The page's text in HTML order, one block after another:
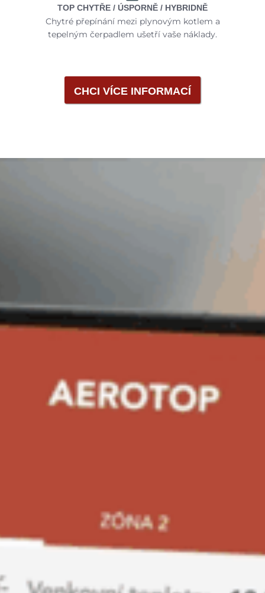
TOP CHYTŘE / ÚSPORNĚ / HYBRIDNĚ
Chytré přepínání mezi plynovým kotlem a
tepelným čerpadlem ušetří vaše náklady.
CHCI VÍCE INFORMACÍ